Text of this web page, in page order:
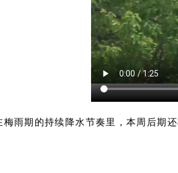
梅雨期的持续降水节奏里，本周后期